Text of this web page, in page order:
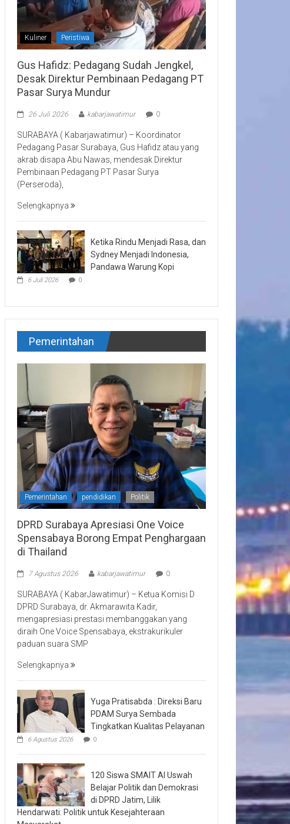
Kuliner Peristiwa
Gus Hafidz: Pedagang Sudah Jengkel,
Desak Direktur Pembinaan Pedagang PT
Pasar Surya Mundur
26 Juli 2026 kabarjawatimur 0
SURABAYA ( Kabarjawatimur) – Koordinator
Pedagang Pasar Surabaya, Gus Hafidz atau yang
akrab disapa Abu Nawas, mendesak Direktur
Pembinaan Pedagang PT Pasar Surya
(Perseroda),
Selengkapnya
Ketika Rindu Menjadi Rasa, dan
Sydney Menjadi Indonesia,
Pandawa Warung Kopi
6 Juli 2026 0
Pemerintahan
Pemerintahan pendidikan Politik
DPRD Surabaya Apresiasi One Voice
Spensabaya Borong Empat Penghargaan
di Thailand
7 Agustus 2026 kabarjawatimur 0
SURABAYA ( KabarJawatimur) – Ketua Komisi D
DPRD Surabaya, dr. Akmarawita Kadir,
mengapresiasi prestasi membanggakan yang
diraih One Voice Spensabaya, ekstrakurikuler
paduan suara SMP
Selengkapnya
Yuga Pratisabda : Direksi Baru
PDAM Surya Sembada
Tingkatkan Kualitas Pelayanan
6 Agustus 2026 0
120 Siswa SMAIT Al Uswah
Belajar Politik dan Demokrasi
di DPRD Jatim, Lilik
Hendarwati: Politik untuk Kesejahteraan